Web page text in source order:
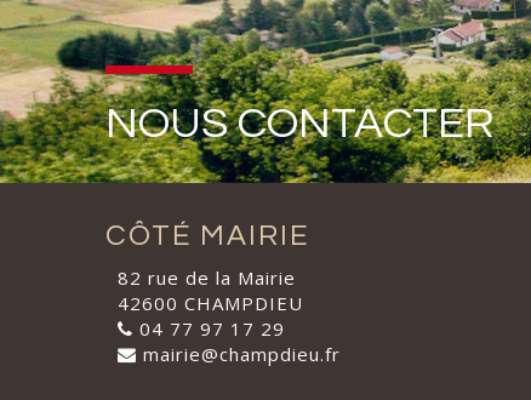
NOUS CONTACTER
CÔTÉ MAIRIE
82 rue de la Mairie
42600 CHAMPDIEU
04 77 97 17 29
mairie@champdieu.fr